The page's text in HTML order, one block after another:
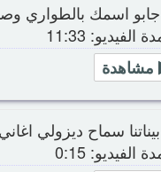
جابو اسمك بالطواري
الفيديو: 11:33
مشاهدة
بيناتنا سماح ديزولي
الفيديو: 0:15